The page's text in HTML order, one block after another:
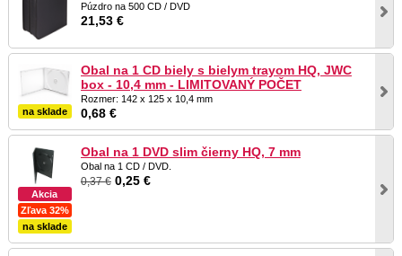
Púzdro na 500 CD / DVD
21,53 €
na sklade
Obal na 1 CD biely s bielym trayom HQ, JWC
box - 10,4 mm - LIMITOVANÝ POČET
Rozmer: 142 x 125 x 10,4 mm
0,68 €
Akcia
Zľava 32%
na sklade
Obal na 1 DVD slim čierny HQ, 7 mm
Obal na 1 CD / DVD.
0,37 €0,25 €